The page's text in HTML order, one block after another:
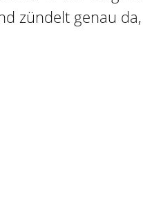
zündelt genau